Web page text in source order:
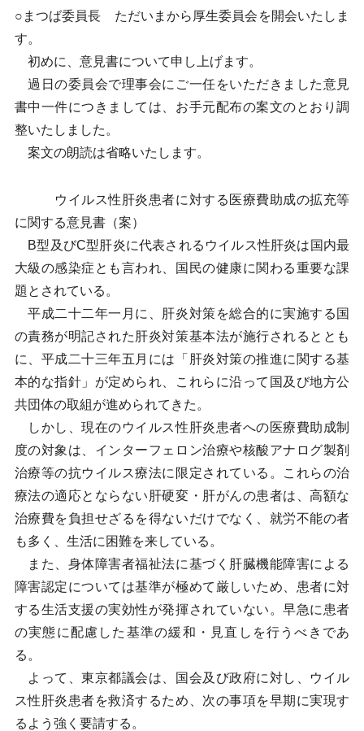
○まつば委員長 ただいまから厚生委員会を開会いたしま
す。
初めに、意見書について申し上げます。
過日の委員会で理事会にご一任をいただきました意見
書中一件につきましては、お手元配布の案文のとおり調
整いたしました。
案文の朗読は省略いたします。
ウイルス性肝炎患者に対する医療費助成の拡充等
に関する意見書（案）
B型及びC型肝炎に代表されるウイルス性肝炎は国内最
大級の感染症とも言われ、国民の健康に関わる重要な課
題とされている。
平成二十二年一月に、肝炎対策を総合的に実施する国
の責務が明記された肝炎対策基本法が施行されるととも
に、平成二十三年五月には「肝炎対策の推進に関する基
本的な指針」が定められ、これらに沿って国及び地方公
共団体の取組が進められてきた。
しかし、現在のウイルス性肝炎患者への医療費助成制
度の対象は、インターフェロン治療や核酸アナログ製剤
治療等の抗ウイルス療法に限定されている。これらの治
療法の適応とならない肝硬変・肝がんの患者は、高額な
治療費を負担せざるを得ないだけでなく、就労不能の者
も多く、生活に困難を来している。
また、身体障害者福祉法に基づく肝臓機能障害による
障害認定については基準が極めて厳しいため、患者に対
する生活支援の実効性が発揮されていない。早急に患者
の実態に配慮した基準の緩和・見直しを行うべきであ
る。
よって、東京都議会は、国会及び政府に対し、ウイル
ス性肝炎患者を救済するため、次の事項を早期に実現す
るよう強く要請する。